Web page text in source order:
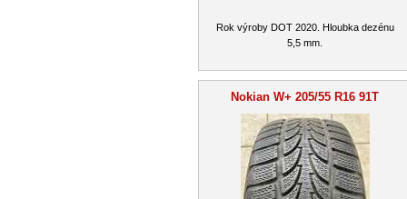
Rok výroby DOT 2020. Hloubka dezénu
5,5 mm.
Nokian W+ 205/55 R16 91T